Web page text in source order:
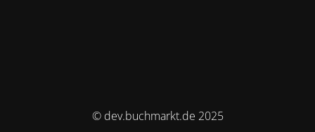
© dev.buchmarkt.de 2025